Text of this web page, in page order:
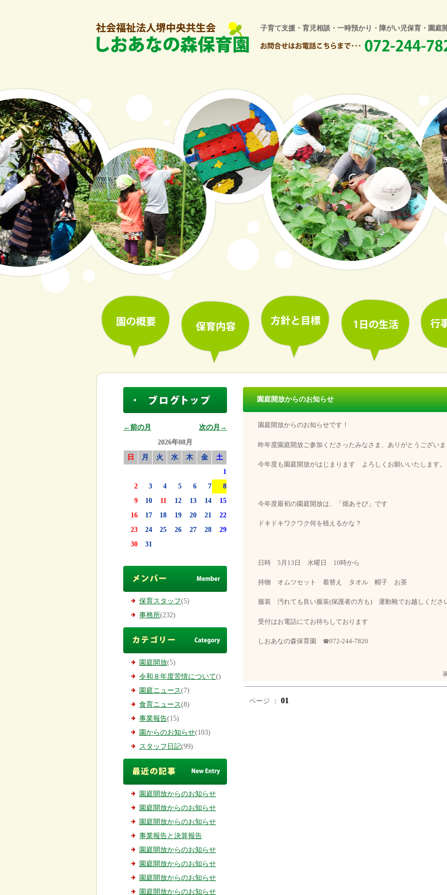
子育て支援・育児相談・一時預かり・障がい児保育・園庭
←前の月
次の月→
2026年08月
日
月 火 水 木 金
土
1
2
3 4 5 6 7
8
9
10 11 12 13 14
15
16
17 18 19 20 21
22
23
24 25 26 27 28
29
30
31
保育スタッフ(5)
事務所(232)
園庭開放(5)
令和８年度苦情について()
園庭ニュース(7)
食育ニュース(8)
事業報告(15)
園からのお知らせ(103)
スタッフ日記(99)
園庭開放からのお知らせ
園庭開放からのお知らせ
園庭開放からのお知らせ
事業報告と決算報告
園庭開放からのお知らせ
園庭開放からのお知らせ
園庭開放からのお知らせ
園庭開放からのお知らせ
園庭開放からのお知らせ
園庭開放からのお知らせです！
昨年度園庭開放ご参加くださったみなさま、ありがとうござい
今年度も園庭開放がはじまります よろしくお願いいたします。
今年度最初の園庭開放は、「畑あそび」です
ドキドキワクワク何を植えるかな？
日時 5月13日 水曜日 10時から
持物 オムツセット 着替え タオル 帽子 お茶
服装 汚れても良い服装(保護者の方も) 運動靴でお越しくださ
受付はお電話にてお待ちしております
しおあなの森保育園 ☎072-244-7820
ページ ： 01